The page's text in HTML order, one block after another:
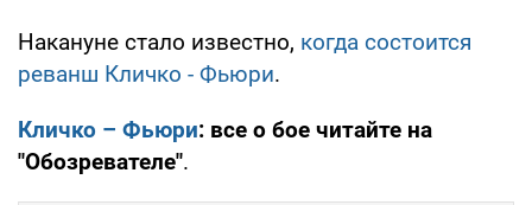
Накануне стало известно, когда состоится
реванш Кличко - Фьюри.
Кличко – Фьюри: все о бое читайте на
"Обозревателе".